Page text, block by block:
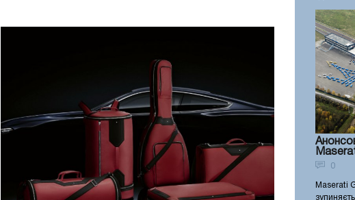
0
Maserati